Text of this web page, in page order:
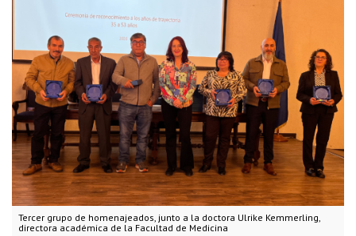
Tercer grupo de homenajeados, junto a la doctora Ulrike Kemmerling,
directora académica de la Facultad de Medicina